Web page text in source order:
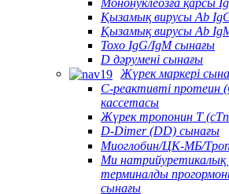
Мононуклеозға қарсы
Қызамық вирусы Ab
Қызамық вирусы Ab
Toxo IgG/IgM сынағы
D дәрумені сынағы
Жүрек маркері
C-реактивті протеин
кассетасы
Жүрек тропонин T
D-Dimer (DD) сынағы
Миоглобин/ЦК-МБ/
Ми натрийуретикалық
терминалды
сынағы